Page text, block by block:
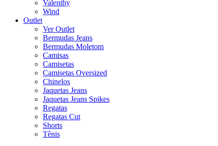
Valenthy
Wind
Outlet
Ver Outlet
Bermudas Jeans
Bermudas Moletom
Camisas
Camisetas
Camisetas Oversized
Chinelos
Jaquetas Jeans
Jaquetas Jeans Spikes
Regatas
Regatas Cut
Shorts
Tênis